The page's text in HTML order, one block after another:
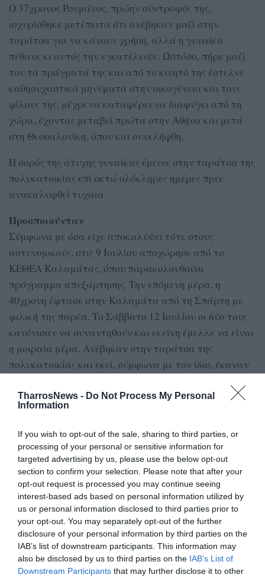
TharrosNews - Do Not Process My Personal
Information
If you wish to opt-out of the sale, sharing to third parties, or
processing of your personal or sensitive information for
targeted advertising by us, please use the below opt-out
section to confirm your selection. Please note that after your
opt-out request is processed you may continue seeing
interest-based ads based on personal information utilized by
us or personal information disclosed to third parties prior to
your opt-out. You may separately opt-out of the further
disclosure of your personal information by third parties on the
IAB’s list of downstream participants. This information may
also be disclosed by us to third parties on the IAB’s List of
Downstream Participants that may further disclose it to other
Ο 37χρονος Ρουμάνος, πρώην σύντροφός της,
ισχυρίσθηκε μετέπειτα ότι ανέβηκαν μαζί στην
ταράτσα για να κάνουν χρήση, αλλά η γυναίκα
πέθανε κι αυτός την εγκατέλειψε. Ωστόσο, πήρε μαζί
του τα πράγματά της και από το κινητό της έστελνε
καθησυχαστικά μηνύματα στην οικογένεια και τους
φίλους της, μέχρι να καταφέρει να διαφύγει από τη
χώρα, έχοντας μεταβεί πρώτα στην Αθήνα και μετά
στη Θεσσαλονίκη, όπου και συνελήφθη.
Η σορός της άτυχης γυναίκας έμεινε στην ταράτσα της
πολυκατοικίας επί οκτώ ολόκληρες ημέρες πριν
ανακαλυφθεί τυχαία.
Προσποιούνταν
Σύμφωνα με όσα είχε αποκαλύψει τότε στους
αστυνομικούς, στις 9 Ιουλίου αποχώρησε από το
ΚΕΘΕΑ Καλαμάτας, όπου παρακολουθούσε
πρόγραμμα απεξάρτησης. Την επόμενη μέρα, η
40χρονη έφτασε στην Καλαμάτα από τη Σπάρτη με
φιλική της παρέα. Το Σάββατο 12 Ιουλίου οι δύο τους
κανόνισαν να συναντηθούν και εκείνη έμελλε να είναι
η μοιραία μέρα. Ανέβηκαν στην ταράτσα της
πολυκατοικίας και εκεί, σύμφωνα με τον ίδιο, έκαναν
από την Αθήνα – περίπου 15 γραμμάρια.
άντεχε ο οργανισμός της, με αποτέλεσμα να υποκύψει.
Ο κατηγορούμενος, αντί να καλέσει βοήθεια, αφαίρεσε
από την τσάντα του θύματος το κινητό τηλέφωνο και
την ταυτότητα και έφυγε άμεσα από την Καλαμάτα.
Στην Αθήνα πούλησε το κινητό της, προκειμένου να
εξασφαλίσει χρήματα, αλλά κράτησε την κάρτα sim
της σύνδεσης και έστελνε μηνύματα και φωτογραφίες
στη μητέρα της 40χρονης, σε φίλες της, ακόμα και σε
μια θεία της στην Αμερική.